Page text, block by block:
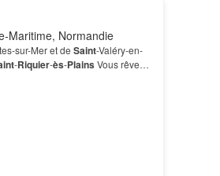
Maritime, Normandie
sur-Mer et de Saint-Valéry-en-
-Riquier-ès-Plains Vous rêvez